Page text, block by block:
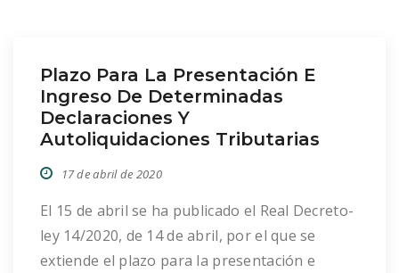
Plazo Para La Presentación E
Ingreso De Determinadas
Declaraciones Y
Autoliquidaciones Tributarias
17 de abril de 2020
El 15 de abril se ha publicado el Real Decreto-
ley 14/2020, de 14 de abril, por el que se
extiende el plazo para la presentación e